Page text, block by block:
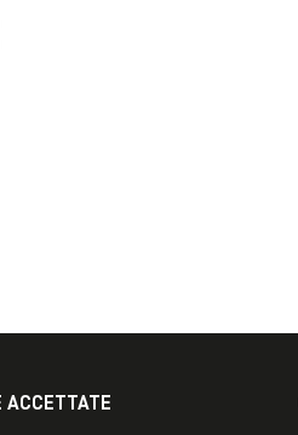
ACCETTATE